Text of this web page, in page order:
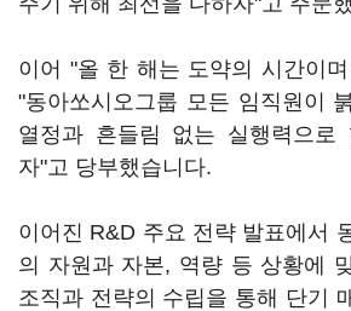
이어 "올 한 해는 도약의 시간이
"동아쏘시오그룹 모든 임직원이
열정과 흔들림 없는 실행력으로
자"고 당부했습니다.
이어진 R&D 주요 전략 발표에서
의 자원과 자본, 역량 등 상황에
조직과 전략의 수립을 통해 단기